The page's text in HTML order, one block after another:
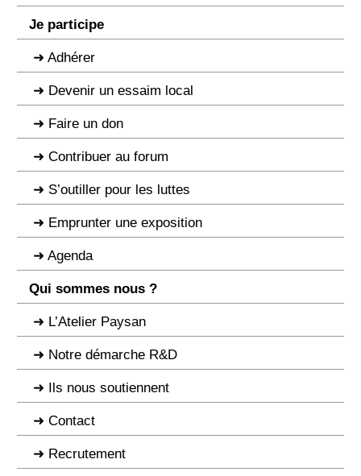
Je participe
Adhérer
Devenir un essaim local
Faire un don
Contribuer au forum
S’outiller pour les luttes
Emprunter une exposition
Agenda
Qui sommes nous ?
L’Atelier Paysan
Notre démarche R&D
Ils nous soutiennent
Contact
Recrutement